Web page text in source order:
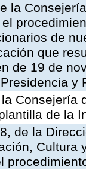
la
de
que
de 19 de
y
Consejería
de la
de la
Cultura